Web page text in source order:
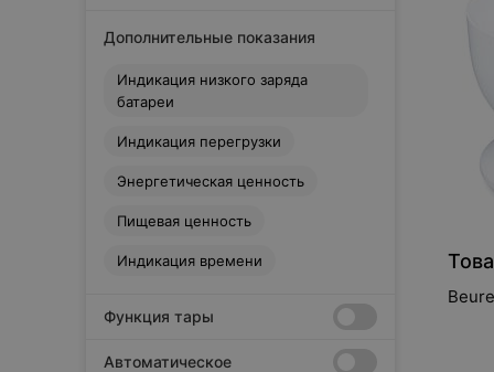
Дополнительные показания
Индикация низкого заряда
батареи
Индикация перегрузки
Энергетическая ценность
Пищевая ценность
Индикация времени
Функция тары
Автоматическое